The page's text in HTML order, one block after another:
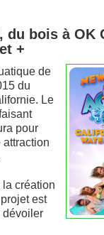
du bois à OK
+
de
du
Le
pour
création
est